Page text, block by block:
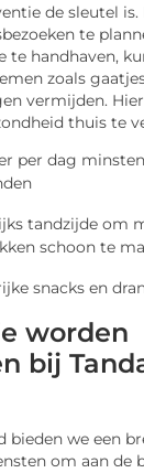
de sleutel is.
te
te handhaven,
zoals
vermijden.
thuis te
per dag
tandzijde om
schoon te
snacks en
worden
bij
bieden we een
om aan de